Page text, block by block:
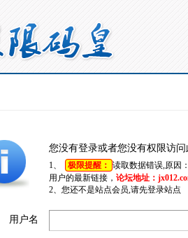
您没有登录或者您没有权限访
1、 极限提醒： 读取数据错误,原因
用户的最新链接， 论坛地址：
2、您还不是站点会员,请先登录站点
用户名